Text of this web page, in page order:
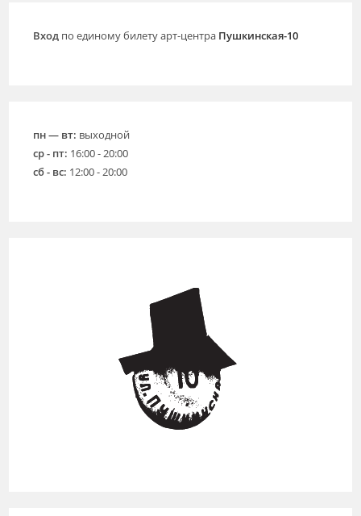
Вход по единому билету арт-центра Пушкинская-10
пн — вт: выходной
ср - пт: 16:00 - 20:00
сб - вс: 12:00 - 20:00